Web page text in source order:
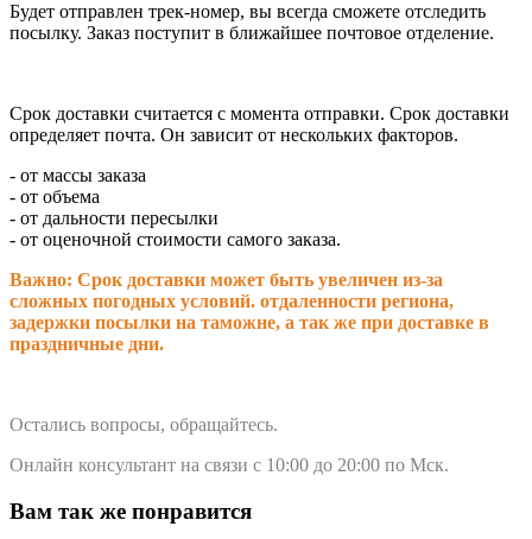
Будет отправлен трек-номер, вы всегда сможете отследить
посылку. Заказ поступит в ближайшее почтовое отделение.
Срок доставки считается с момента отправки. Срок доставки
определяет почта. Он зависит от нескольких факторов.
- от массы заказа
- от объема
- от дальности пересылки
- от оценочной стоимости самого заказа.
Важно: Срок доставки может быть увеличен из-за
сложных погодных условий. отдаленности региона,
задержки посылки на таможне, а так же при доставке в
праздничные дни.
Остались вопросы, обращайтесь.
Онлайн консультант на связи с 10:00 до 20:00 по Мск.
Вам так же понравится